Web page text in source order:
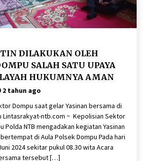
Curanmor di Kecamatan
tangan Tim Opsnal Polsek
Amankan salah satu
yang sempat jadi DPO
Revisi PermenPANRB
Soroti Ketidakpastian
DILAKUKAN OLEH
SALAH SATU UPAYA
HUKUMNYA AMAN
2 tahun ago
Dompu saat gelar Yasinan bersama di
Lintasrakyat-ntb.com ~ Kepolisian Sektor
Polda NTB mengadakan kegiatan Yasinan
di Aula Polsek Dompu Pada hari
2024 sekitar pukul 08.30 wita Acara
tersebut […]